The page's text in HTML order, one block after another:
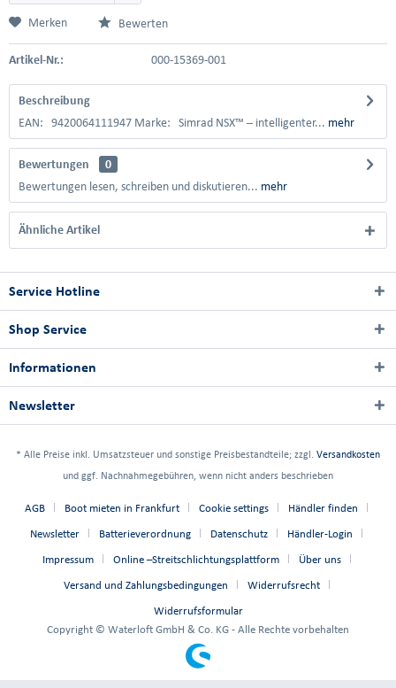
Merken Bewerten
Artikel-Nr.: 000-15369-001
Beschreibung
EAN: 9420064111947 Marke: Simrad NSX™ – intelligenter... mehr
Bewertungen
0
Bewertungen lesen, schreiben und diskutieren... mehr
Ähnliche Artikel
Service Hotline
Shop Service
Informationen
Newsletter
* Alle Preise inkl. Umsatzsteuer und sonstige Preisbestandteile; zzgl. Versandkosten
und ggf. Nachnahmegebühren, wenn nicht anders beschrieben
AGB Boot mieten in Frankfurt Cookie settings Händler finden
Newsletter Batterieverordnung Datenschutz Händler-Login
Impressum Online –Streitschlichtungsplattform Über uns
Versand und Zahlungsbedingungen Widerrufsrecht
Widerrufsformular
Copyright © Waterloft GmbH & Co. KG - Alle Rechte vorbehalten